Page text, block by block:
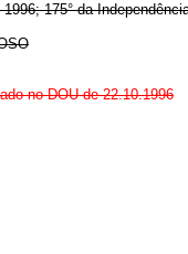
175° da
no DOU de 22.10.1996